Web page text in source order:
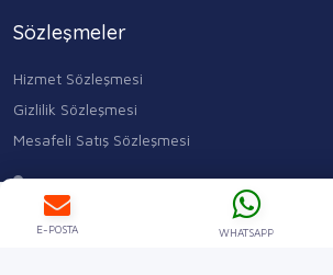
Sözleşmeler
Hizmet Sözleşmesi
Gizlilik Sözleşmesi
Mesafeli Satış Sözleşmesi
Kocasinan Merkez, Mahmutbey Cd. No:353
İstanbul
0543 315 17 84
E-POSTA WHATSAPP